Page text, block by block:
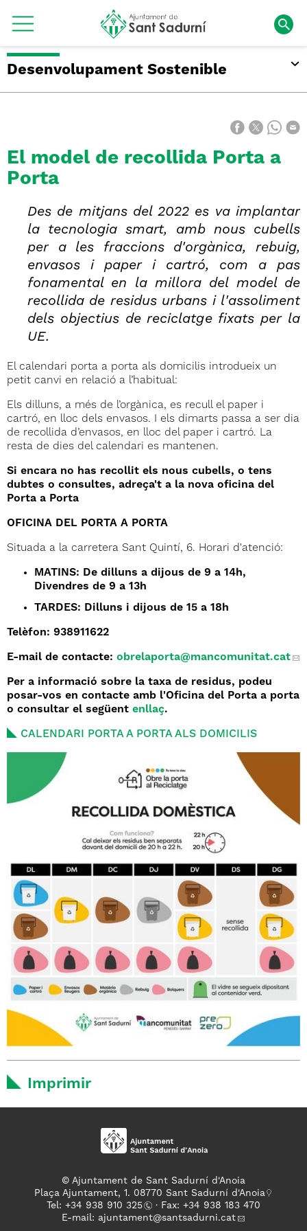
Desenvolupament Sostenible
El model de recollida Porta a
Porta
Des de mitjans del 2022 es va implantar
la tecnologia smart, amb nous cubells
per a les fraccions d'orgànica, rebuig,
envasos i paper i cartró, com a pas
fonamental en la millora del model de
recollida de residus urbans i l'assoliment
dels objectius de reciclatge fixats per la
UE.
El calendari porta a porta als domicilis introdueix un
petit canvi en relació a l’habitual:
Els dilluns, a més de l’orgànica, es recull el paper i
cartró, en lloc dels envasos. I els dimarts passa a ser dia
de recollida d’envasos, en lloc del paper i cartró. La
resta de dies del calendari es mantenen.
Si encara no has recollit els nous cubells, o tens
dubtes o consultes, adreça't a la nova oficina del
Porta a Porta
OFICINA DEL PORTA A PORTA
Situada a la carretera Sant Quintí, 6. Horari d'atenció:
MATINS: De dilluns a dijous de 9 a 14h,
Divendres de 9 a 13h
TARDES: Dilluns i dijous de 15 a 18h
Telèfon: 938911622
E-mail de contacte: obrelaporta@mancomunitat.cat
Per a informació sobre la taxa de residus, podeu
posar-vos en contacte amb l'Oficina del Porta a porta
o consultar el següent enllaç.
CALENDARI PORTA A PORTA ALS DOMICILIS
Imprimir
© Ajuntament de Sant Sadurní d'Anoia
Plaça Ajuntament, 1. 08770 Sant Sadurní d'Anoia
Tel: +34 938 910 325
· Fax: +34 938 183 470
E-mail: ajuntament@santsadurni.cat